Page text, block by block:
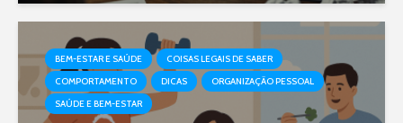
BEM-ESTAR E SAÚDE
COISAS LEGAIS DE SABER
COMPORTAMENTO
DICAS
ORGANIZAÇÃO PESSOAL
SAÚDE E BEM-ESTAR